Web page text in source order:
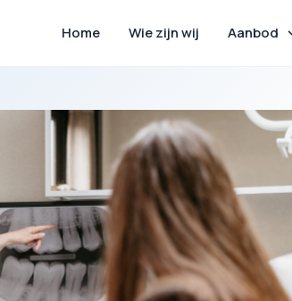
Home Wie zijn wij Aanbod